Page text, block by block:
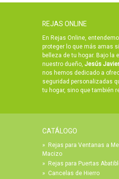
REJAS ONLINE
En Rejas Online,
proteger lo que más amas
belleza de tu hogar. Bajo la
nuestro dueño, Jesús
nos hemos dedicado a
seguridad personalizadas
tu hogar, sino que también
CATÁLOGO
» Rejas para Ventanas a
Macizo
» Rejas para Puertas
» Cancelas de Hierro